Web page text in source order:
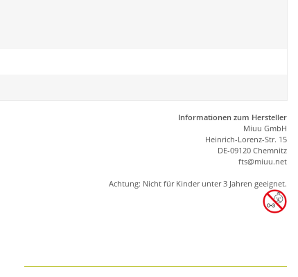
Informationen zum Hersteller
Miuu GmbH
Heinrich-Lorenz-Str. 15
DE-09120 Chemnitz
fts@miuu.net
Achtung: Nicht für Kinder unter 3 Jahren geeignet.